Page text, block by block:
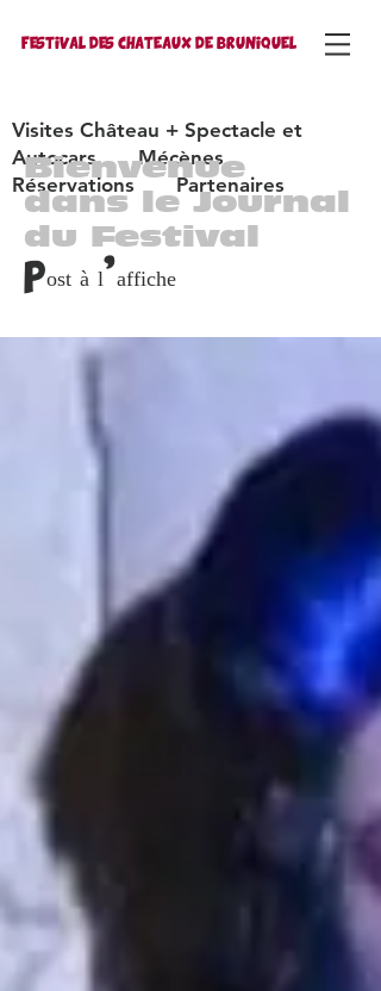
FESTIVAL DES CHATEAUX DE BRUNIQUEL
Visites Château + Spectacle et
Autocars
Mécènes
Réservations
Partenaires
Bienvenue
dans le Journal
du Festival
Post à l'affiche